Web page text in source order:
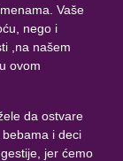
Vaše
nego i
,na našem
ovom
da ostvare
i deci
jer ćemo